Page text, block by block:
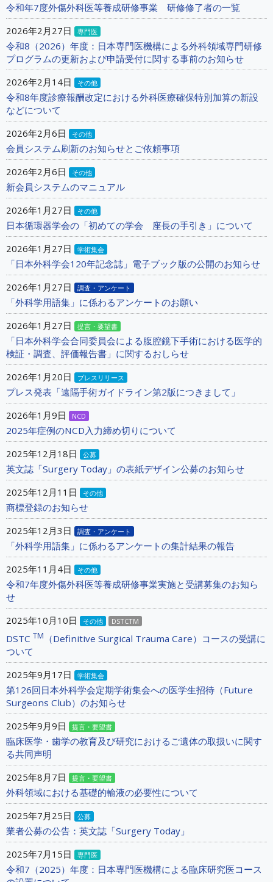
令和年7度外傷外科医等養成研修事業 研修修了者の一覧
2026年2月27日
専門医
令和8（2026）年度：日本専門医機構による外科領域専門研修
プログラムの更新および申請受付に関する事前のお知らせ
2026年2月14日
その他
令和8年度診療報酬改定における外科医療確保特別加算の新設
などについて
2026年2月6日
その他
会員システム刷新のお知らせとご依頼事項
2026年2月6日
その他
新会員システムのマニュアル
2026年1月27日
その他
日本循環器学会の「初めての学会 座長の手引き」について
2026年1月27日
学術集会
「日本外科学会120年記念誌」電子ブック版の公開のお知らせ
2026年1月27日
調査・アンケート
「外科学用語集」に係わるアンケートのお願い
2026年1月27日
提言・要望書
「日本外科学会合同委員会による腹腔鏡下手術における医学的
検証・調査、評価報告書」に関するおしらせ
2026年1月20日
プレスリリース
プレス発表「遠隔手術ガイドライン第2版につきまして」
2026年1月9日
NCD
2025年症例のNCD入力締め切りについて
2025年12月18日
公募
英文誌「Surgery Today」の表紙デザイン公募のお知らせ
2025年12月11日
その他
商標登録のお知らせ
2025年12月3日
調査・アンケート
「外科学用語集」に係わるアンケートの集計結果の報告
2025年11月4日
その他
令和7年度外傷外科医等養成研修事業実施と受講募集のお知ら
せ
2025年10月10日
その他 DSTCTM
DSTC TM （Definitive Surgical Trauma Care）コースの受講に
ついて
2025年9月17日
学術集会
第126回日本外科学会定期学術集会への医学生招待（Future
Surgeons Club）のお知らせ
2025年9月9日
提言・要望書
臨床医学・歯学の教育及び研究におけるご遺体の取扱いに関す
る共同声明
2025年8月7日
提言・要望書
外科領域における基礎的輸液の必要性について
2025年7月25日
公募
業者公募の公告：英文誌「Surgery Today」
2025年7月15日
専門医
令和7（2025）年度：日本専門医機構による臨床研究医コース